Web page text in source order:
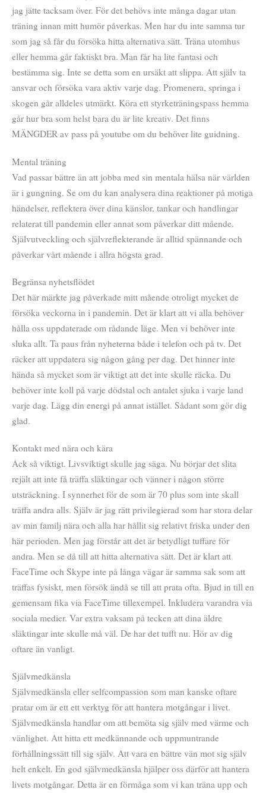
jag jätte tacksam över. För det behövs inte många dagar utan
träning innan mitt humör påverkas. Men har du inte samma tur
som jag så får du försöka hitta alternativa sätt. Träna utomhus
eller hemma går faktiskt bra. Man får ha lite fantasi och
bestämma sig. Inte se detta som en ursäkt att slippa. Att själv ta
ansvar och försöka vara aktiv varje dag. Promenera, springa i
skogen går alldeles utmärkt. Köra ett styrketräningspass hemma
går hur bra som helst bara du är lite kreativ. Det finns
MÄNGDER av pass på youtube om du behöver lite guidning.
Mental träning
Vad passar bättre än att jobba med sin mentala hälsa när världen
är i gungning. Se om du kan analysera dina reaktioner på motiga
händelser, reflektera över dina känslor, tankar och handlingar
relaterat till pandemin eller annat som påverkar ditt mående.
Självutveckling och självreflekterande är alltid spännande och
påverkar vårt mående i allra högsta grad.
Begränsa nyhetsflödet
Det här märkte jag påverkade mitt mående otroligt mycket de
försöka veckorna in i pandemin. Det är klart att vi alla behöver
hålla oss uppdaterade om rådande läge. Men vi behöver inte
sluka allt. Ta paus från nyheterna både i telefon och på tv. Det
räcker att uppdatera sig någon gång per dag. Det hinner inte
hända så mycket som är viktigt att det inte skulle räcka. Du
behöver inte koll på varje dödstal och antalet sjuka i varje land
varje dag. Lägg din energi på annat istället. Sådant som gör dig
glad.
Kontakt med nära och kära
Ack så viktigt. Livsviktigt skulle jag säga. Nu börjar det slita
rejält att inte få träffa släktingar och vänner i någon större
utsträckning. I synnerhet för de som är 70 plus som inte skall
träffa andra alls. Själv är jag rätt privilegierad som har stora delar
av min familj nära och alla har hållit sig relativt friska under den
här perioden. Men jag förstår att det är betydligt tuffare för
andra. Men se då till att hitta alternativa sätt. Det är klart att
FaceTime och Skype inte på långa vägar är samma sak som att
träffas fysiskt, men försök ändå se till att prata ofta. Bjud in till en
gemensam fika via FaceTime tillexempel. Inkludera varandra via
sociala medier. Var extra vaksam på tecken att dina äldre
släktingar inte skulle må väl. De har det tufft nu. Hör av dig
oftare än vanligt.
Självmedkänsla
Självmedkänsla eller selfcompassion som man kanske oftare
pratar om är ett ett verktyg för att hantera motgångar i livet.
Självmedkänsla handlar om att bemöta sig själv med värme och
vänlighet. Att hitta ett medkännande och uppmuntrande
förhållningssätt till sig själv. Att vara en bättre vän mot sig själv
helt enkelt. En god självmedkänsla hjälper oss därför att hantera
livets motgångar. Detta är en förmåga som vi kan träna upp och